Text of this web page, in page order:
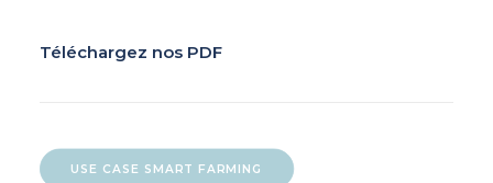
Téléchargez nos PDF
USE CASE SMART FARMING